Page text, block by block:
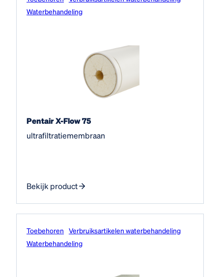
Water­behandeling
Pentair X-Flow 75
ultrafiltratiemembraan
Bekijk product
Toebehoren
Verbruiksartikelen waterbehandeling
Water­behandeling